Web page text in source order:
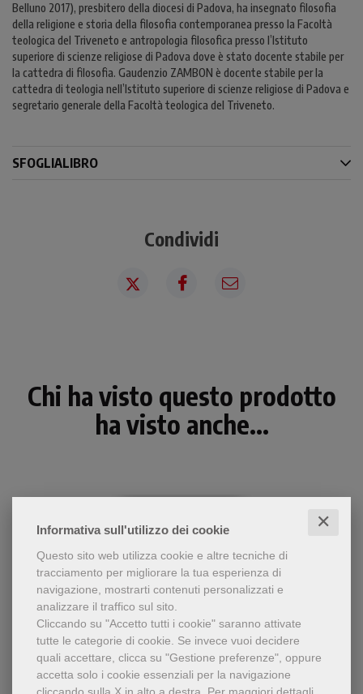
Informativa sull'utilizzo dei cookie ✕
Questo sito web utilizza cookie e altre tecniche di
tracciamento per migliorare la tua esperienza di
navigazione, mostrarti contenuti personalizzati e
analizzare il traffico sul sito.
Cliccando su "Accetto tutti i cookie" saranno attivate
tutte le categorie di cookie. Se invece vuoi decidere
quali accettare, clicca su "Gestione preferenze", oppure
accetta solo i cookie essenziali per la navigazione
cliccando sulla X in alto a destra. Per maggiori dettagli,
Belluno 2017), presbitero della diocesi di Padova, ha insegnato filosofia
della religione e storia della filosofia contemporanea presso la Facoltà
teologica del Triveneto e antropologia filosofica presso l’Istituto
superiore di scienze religiose di Padova dove è stato docente stabile per
la cattedra di filosofia. Gaudenzio ZAMBON è docente stabile per la
cattedra di teologia nell’Istituto superiore di scienze religiose di Padova e
segretario generale della Facoltà teologica del Triveneto.
SFOGLIALIBRO
Condividi
Chi ha visto questo prodotto
ha visto anche...
- 5%
Saggio di filosofia della
religione. La «teoria della
Religiosità Religione Religioni